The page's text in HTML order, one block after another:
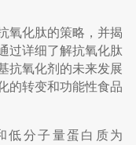
氧化肽的策略，并揭
过详细了解抗氧化肽
抗氧化剂的未来发展
的转变和功能性食品
低分子量蛋白质为